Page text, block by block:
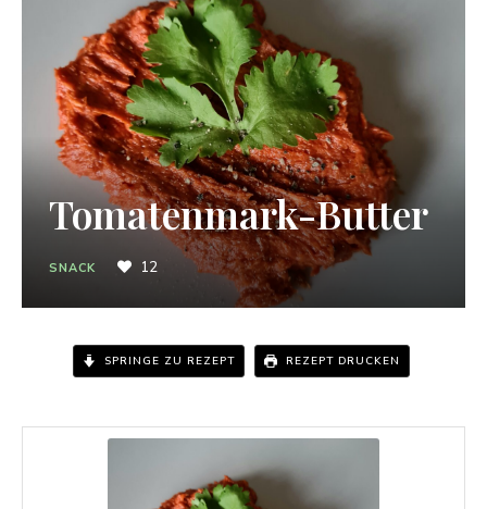
Tomatenmark-Butter
SNACK 12
SPRINGE ZU REZEPT REZEPT DRUCKEN